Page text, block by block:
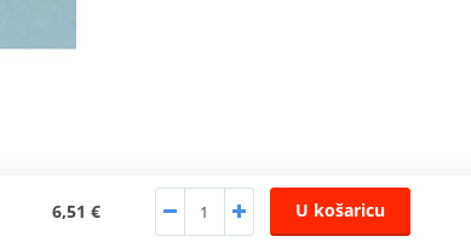
6,51 € U košaricu